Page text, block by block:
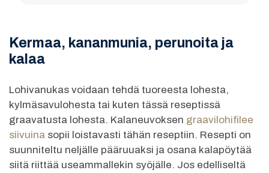
Kermaa, kananmunia, perunoita ja
kalaa
Lohivanukas voidaan tehdä tuoreesta lohesta,
kylmäsavulohesta tai kuten tässä reseptissä
graavatusta lohesta. Kalaneuvoksen graavilohifilee
siivuina sopii loistavasti tähän reseptiin. Resepti on
suunniteltu neljälle pääruuaksi ja osana kalapöytää
siitä riittää useammallekin syöjälle. Jos edelliseltä